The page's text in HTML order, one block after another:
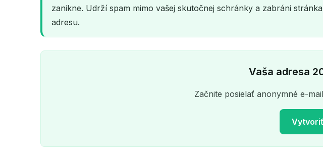
zanikne. Udrží spam mimo vašej skutočnej schránky a zabráni
adresu.
Vaša adresa
Začnite posielať anonymné e-